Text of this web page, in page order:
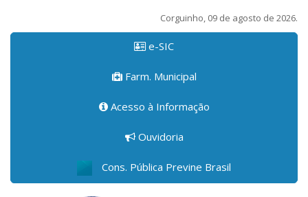
Corguinho, 09 de agosto de 2026.
e-SIC
Farm. Municipal
Acesso à Informação
Ouvidoria
Cons. Pública Previne Brasil